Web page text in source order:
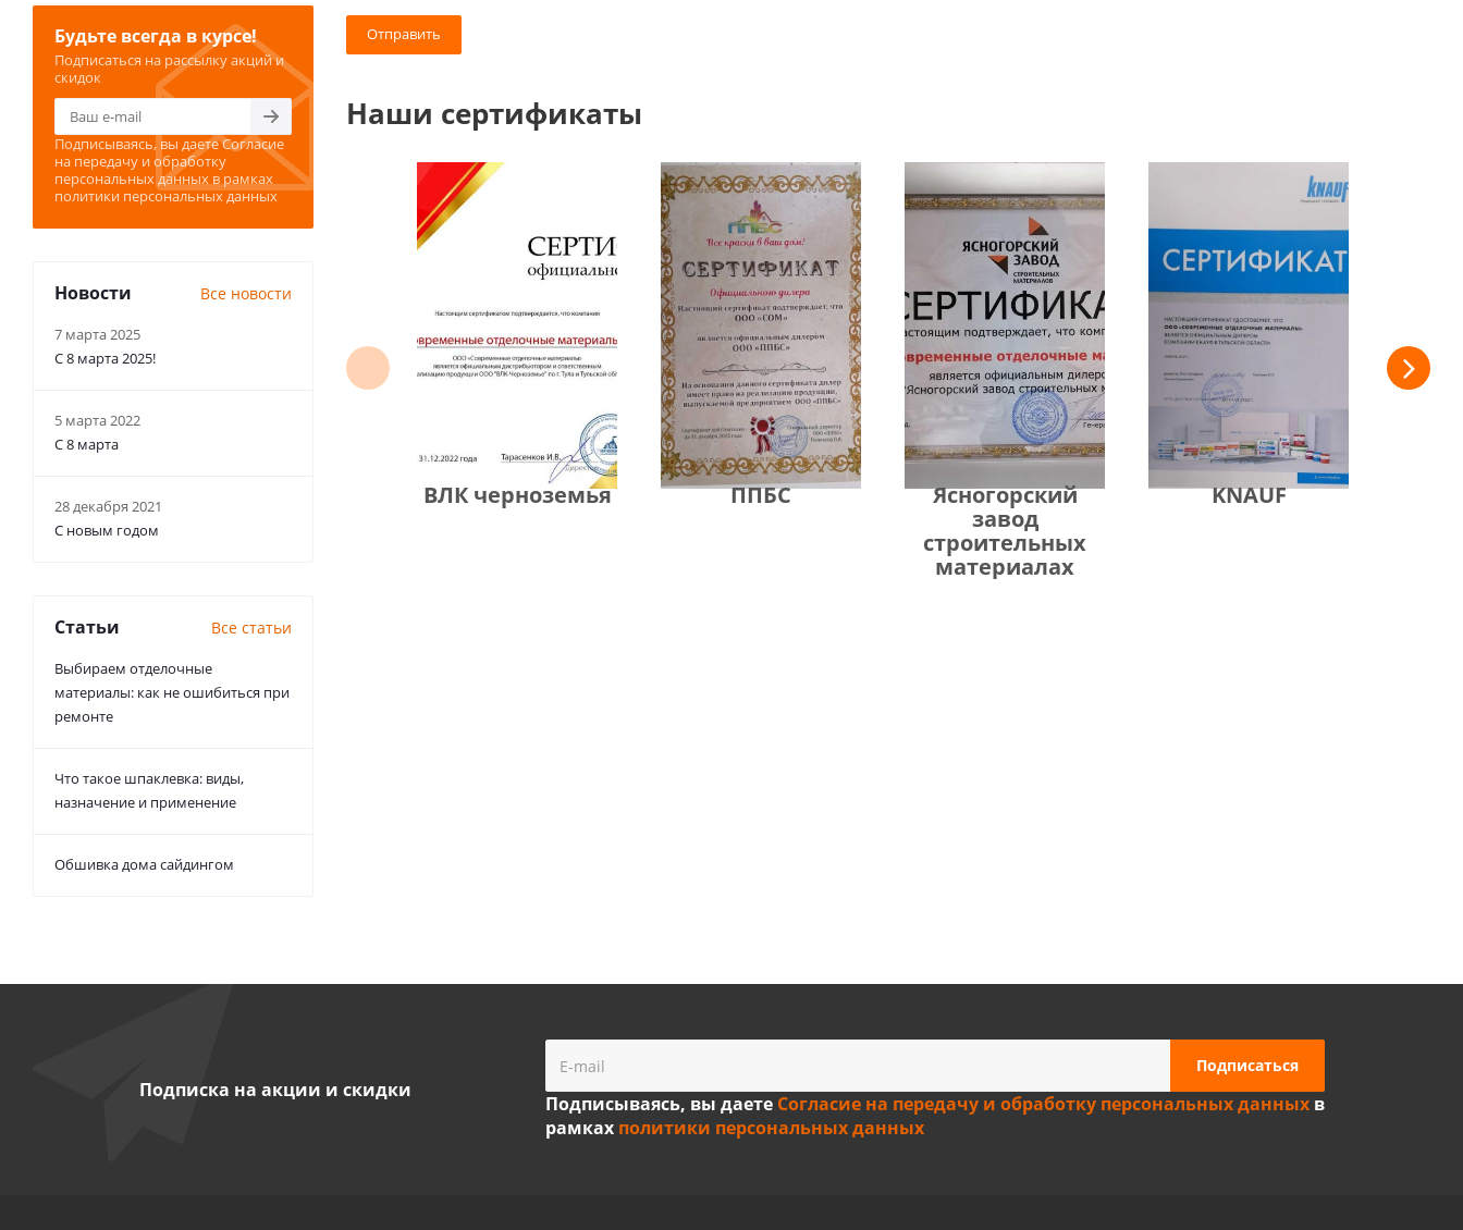
Отправить
Наши сертификаты
ВЛК черноземья ППБС
Ясногорский
завод
строительных
материалах
KNAUF
Будьте всегда в курсе!
Подписаться на рассылку акций и
скидок
Подписываясь, вы даетеСогласие
на передачу и обработку
персональных данных в рамках
политики персональных данных
Новости Все новости
7 марта 2025
С 8 марта 2025!
5 марта 2022
С 8 марта
28 декабря 2021
С новым годом
Статьи Все статьи
Выбираем отделочные
материалы: как не ошибиться при
ремонте
Что такое шпаклевка: виды,
назначение и применение
Обшивка дома сайдингом
Подписка на акции и скидки
Подписываясь, вы даете Согласие на передачу и обработку персональных данныхв
рамках политики персональных данных